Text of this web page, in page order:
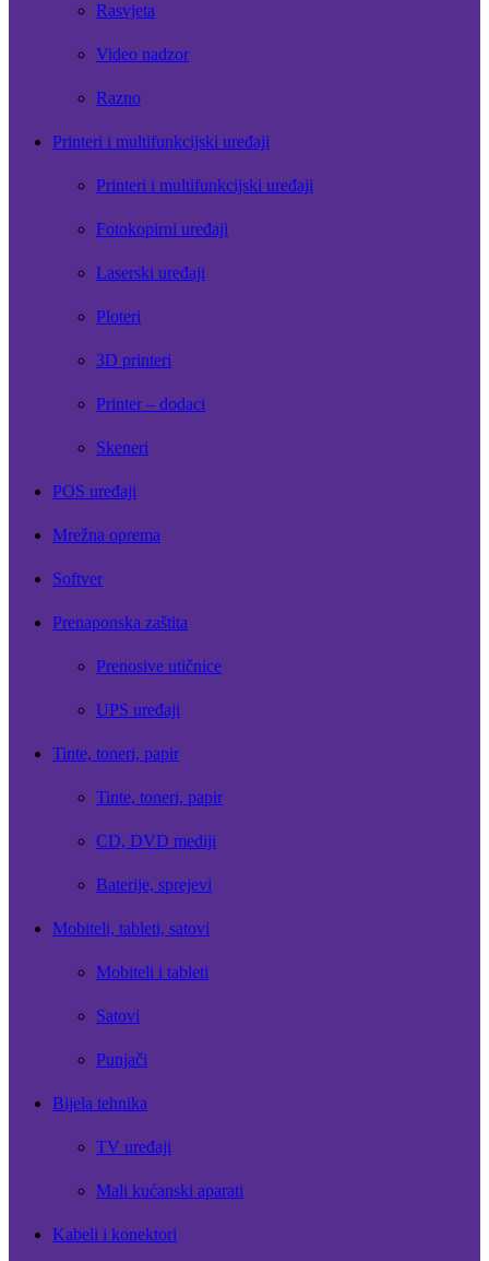
Rasvjeta
Video nadzor
Razno
Printeri i multifunkcijski uređaji
Printeri i multifunkcijski uređaji
Fotokopirni uređaji
Laserski uređaji
Ploteri
3D printeri
Printer – dodaci
Skeneri
POS uređaji
Mrežna oprema
Softver
Prenaponska zaštita
Prenosive utičnice
UPS uređaji
Tinte, toneri, papir
Tinte, toneri, papir
CD, DVD mediji
Baterije, sprejevi
Mobiteli, tableti, satovi
Mobiteli i tableti
Satovi
Punjači
Bijela tehnika
TV uređaji
Mali kućanski aparati
Kabeli i konektori